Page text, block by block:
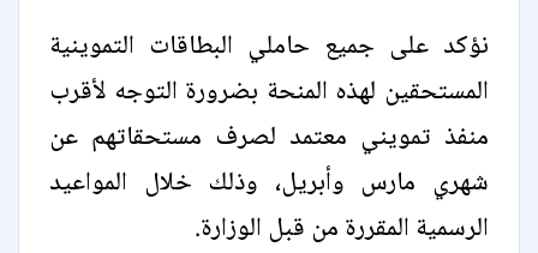
نؤكد على جميع حاملي البطاقات التموينية
المستحقين لهذه المنحة بضرورة التوجه لأقرب
منفذ تمويني معتمد لصرف مستحقاتهم عن
شهري مارس وأبريل، وذلك خلال المواعيد
الرسمية المقررة من قبل الوزارة.